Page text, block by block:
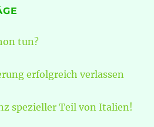
tun?
erfolgreich verlassen
spezieller Teil von Italien!